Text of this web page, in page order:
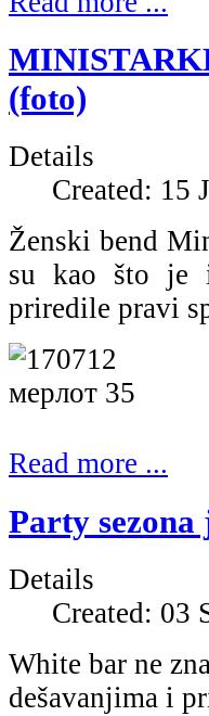
(foto)
Details
Created: 15
Ženski bend
su kao što je
priredile pravi
Read more ...
Party
Details
Created: 03
White bar ne
dešavanjima i